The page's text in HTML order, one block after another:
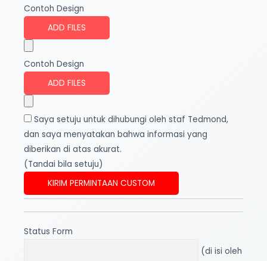
Contoh Design
ADD FILES
Contoh Design
ADD FILES
Pernyataan
Saya setuju untuk dihubungi oleh staf Tedmond,
dan saya menyatakan bahwa informasi yang
diberikan di atas akurat.
(Tandai bila setuju)
Status Form
(di isi oleh